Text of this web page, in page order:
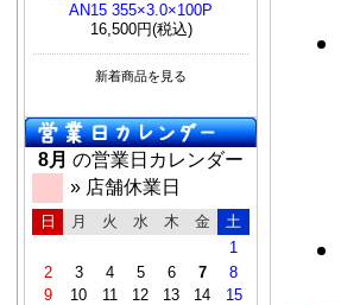
AN15 355×3.0×100P
16,500円(税込)
新着商品を見る
8月 の営業日カレンダー
» 店舗休業日
日 月 火 水 木 金
土
1
2
3 4 5 6 7
8
9
10 11 12 13 14
15